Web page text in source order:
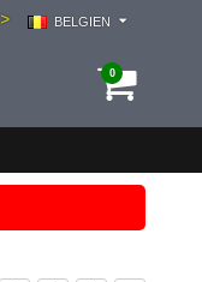
BELGIEN
0